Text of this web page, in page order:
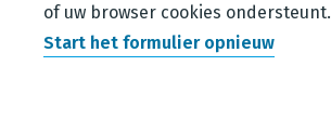
of uw browser cookies ondersteunt.
Start het formulier opnieuw